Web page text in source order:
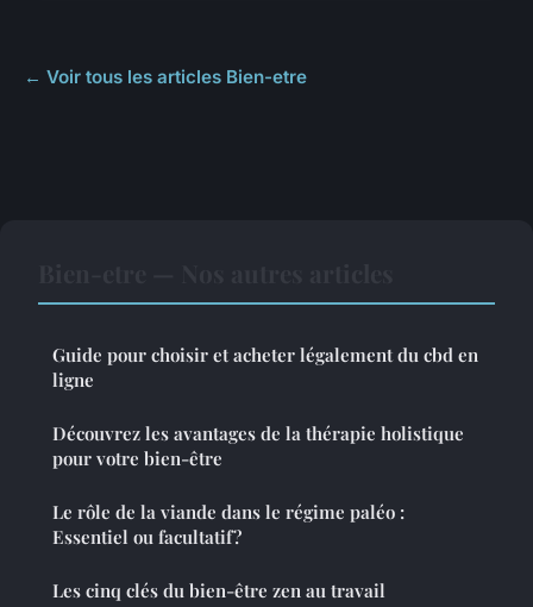
← Voir tous les articles Bien-etre
Guide pour choisir et acheter légalement du cbd en
ligne
Découvrez les avantages de la thérapie holistique
pour votre bien-être
Le rôle de la viande dans le régime paléo :
Essentiel ou facultatif?
Les cinq clés du bien-être zen au travail